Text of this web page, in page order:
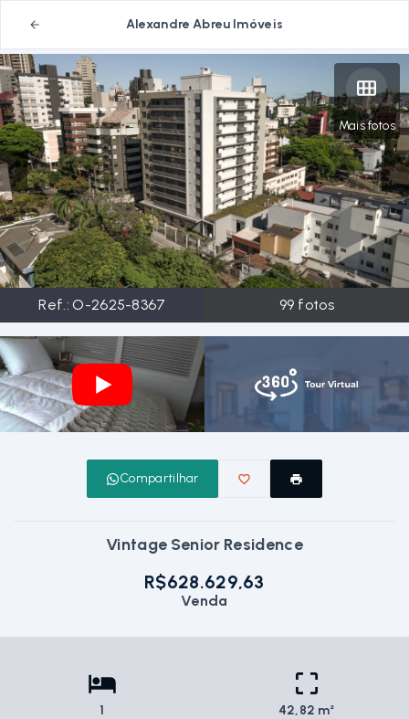
Alexandre Abreu Imóveis
Mais fotos
Ref.:O-2625-8367 99 fotos
Compartilhar
Vintage Senior Residence
R$628.629,63
Venda
1 42,82 m²